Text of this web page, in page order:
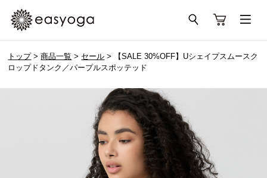
トップ>商品一覧 > セール > 【SALE 30%OFF】Uシェイプスムースク
ロップドタンク／パープルスポッテッド